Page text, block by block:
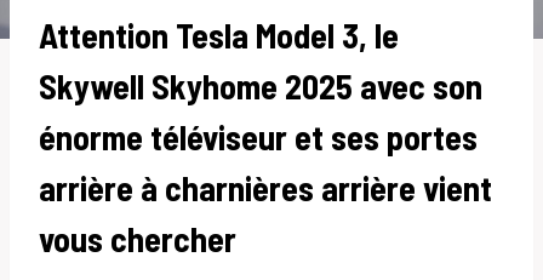
Attention Tesla Model 3, le
Skywell Skyhome 2025 avec son
énorme téléviseur et ses portes
arrière à charnières arrière vient
vous chercher